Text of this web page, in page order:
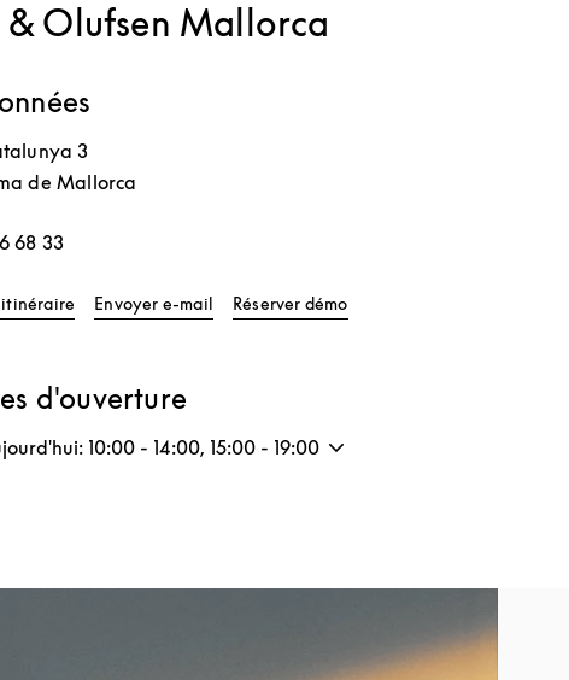
& Olufsen Mallorca
3
de Mallorca
68 33
Link Opens in New Tab
Envoyer e-mail Réserver démo
d'ouverture
10:00 - 14:00, 15:00 - 19:00
Instagram
in New Tab